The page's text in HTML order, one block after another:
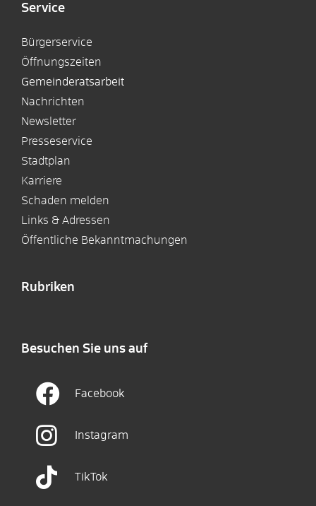
Service
Bürgerservice
Öffnungszeiten
Gemeinderatsarbeit
Nachrichten
Newsletter
Presseservice
Stadtplan
Karriere
Schaden melden
Links & Adressen
Öffentliche Bekanntmachungen
Rubriken
Besuchen Sie uns auf
Facebook
Instagram
TikTok